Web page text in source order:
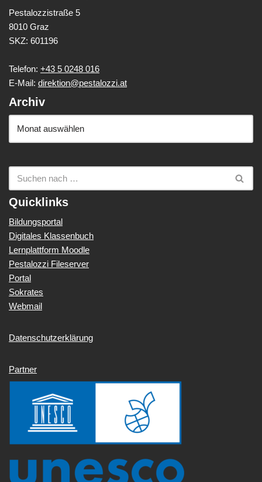
Pestalozzistraße 5
8010 Graz
SKZ: 601196
Telefon: +43 5 0248 016
E-Mail: direktion@pestalozzi.at
Archiv
Quicklinks
Bildungsportal
Digitales Klassenbuch
Lernplattform Moodle
Pestalozzi Fileserver
Portal
Sokrates
Webmail
Datenschutzerklärung
Partner